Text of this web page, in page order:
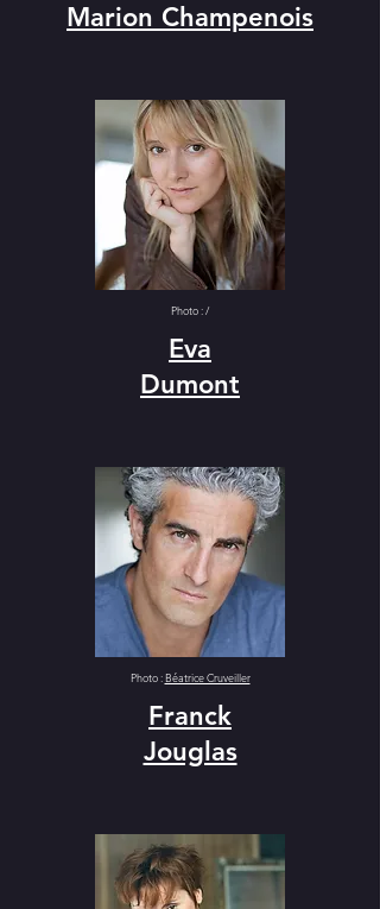
Marion Champenois
Photo : /
Eva
Dumont
Photo :Béatrice Cruveiller
Franck
Jouglas